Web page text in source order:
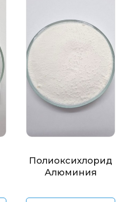
Полиоксихлорид
Алюминия